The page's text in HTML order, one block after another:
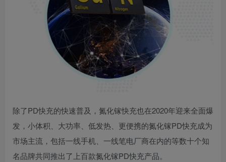
除了PD快充的快速普及，氮化镓快充也在2020年迎来全面爆
发，小体积、大功率、低发热、更便携的氮化镓PD快充成为
市场主流，包括一线手机、一线笔电厂商在内的等数十个知
名品牌共同推出了上百款氮化镓PD快充产品。